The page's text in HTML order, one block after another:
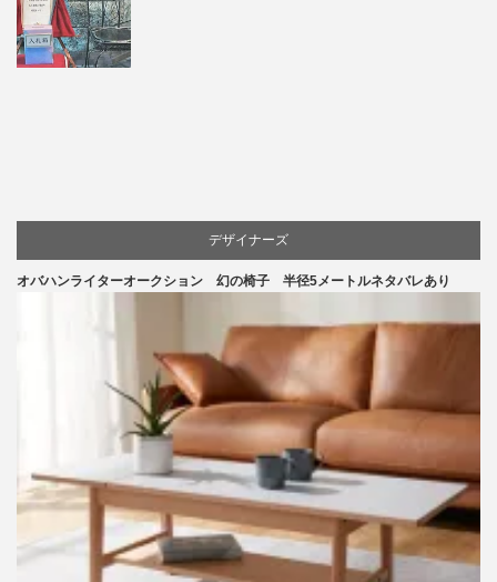
デザイナーズ
家具
椅子
オバハンライターオークション 幻の椅子 半径5メートルネタバレあり